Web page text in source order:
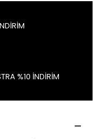
%10 İNDİRİM